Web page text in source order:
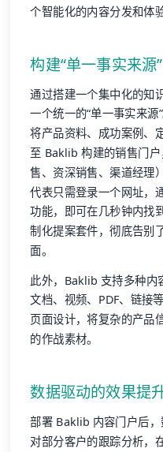
个智能化的内容分发和体
构建“单一事实来
通过搭建一个集中化的知
一个统一的“单一事实来
将产品资料、成功案例、
至 Baklib 构建的销售门
售、资深销售、渠道经理
代表只需登录一个网址，
功能，即可在几秒钟内找
制化提案套件，彻底告别
面。
此外，Baklib 支持多种内
文档、视频、PDF、链接
页面设计，将复杂的产品
的作战素材。
数据驱动的效果提
部署 Baklib 内容门户后
对部分客户的跟踪分析，